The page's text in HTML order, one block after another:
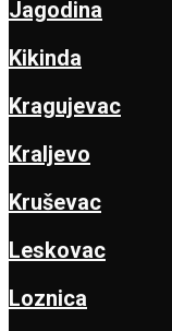
Jagodina
Kikinda
Kragujevac
Kraljevo
Kruševac
Leskovac
Loznica